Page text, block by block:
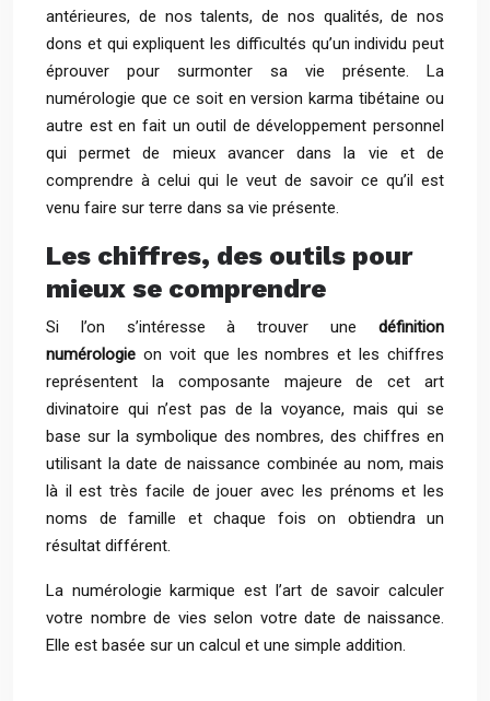
antérieures, de nos talents, de nos qualités, de nos
dons et qui expliquent les difficultés qu’un individu peut
éprouver pour surmonter sa vie présente. La
numérologie que ce soit en version karma tibétaine ou
autre est en fait un outil de développement personnel
qui permet de mieux avancer dans la vie et de
comprendre à celui qui le veut de savoir ce qu’il est
venu faire sur terre dans sa vie présente.
Les chiffres, des outils pour
mieux se comprendre
Si l’on s’intéresse à trouver une définition
numérologie on voit que les nombres et les chiffres
représentent la composante majeure de cet art
divinatoire qui n’est pas de la voyance, mais qui se
base sur la symbolique des nombres, des chiffres en
utilisant la date de naissance combinée au nom, mais
là il est très facile de jouer avec les prénoms et les
noms de famille et chaque fois on obtiendra un
résultat différent.
La numérologie karmique est l’art de savoir calculer
votre nombre de vies selon votre date de naissance.
Elle est basée sur un calcul et une simple addition.